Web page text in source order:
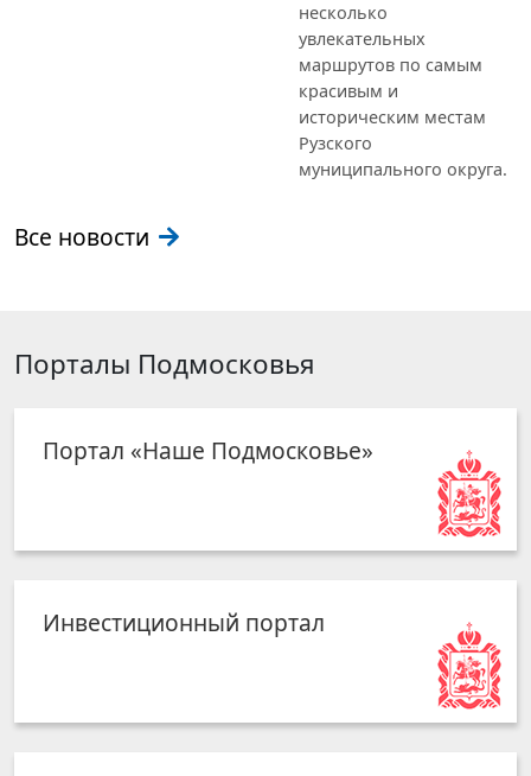
несколько
увлекательных
маршрутов по самым
красивым и
историческим местам
Рузского
муниципального округа.
Все новости
Порталы Подмосковья
Портал «Наше Подмосковье»
Инвестиционный портал